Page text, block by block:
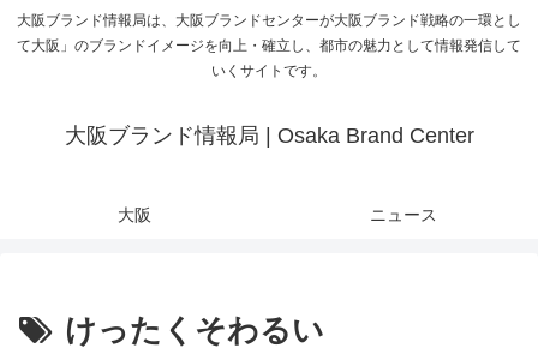
大阪ブランド情報局は、大阪ブランドセンターが大阪ブランド戦略の一環とし
て大阪」のブランドイメージを向上・確立し、都市の魅力として情報発信して
いくサイトです。
大阪ブランド情報局 | Osaka Brand Center
大阪 ニュース
けったくそわるい